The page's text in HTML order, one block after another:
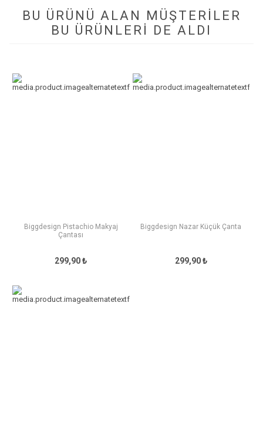
BU ÜRÜNÜ ALAN MÜŞTERILER
BU ÜRÜNLERI DE ALDI
Biggdesign Pistachio Makyaj
Çantası
299,90 ₺
Biggdesign Nazar Küçük Çanta
299,90 ₺